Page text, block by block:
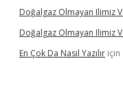
Doğalgaz Olmayan Ilimiz
Doğalgaz Olmayan Ilimiz
En Çok Da Nasıl Yazılır için